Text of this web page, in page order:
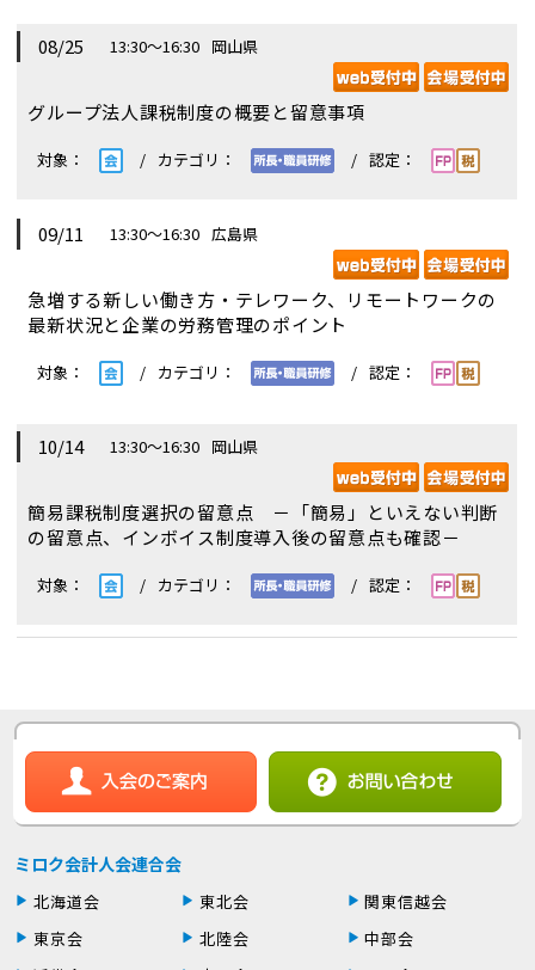
08/25 13:30～16:30 岡山県
グループ法人課税制度の概要と留意事項
09/11 13:30～16:30 広島県
急増する新しい働き方・テレワーク、リモートワークの
最新状況と企業の労務管理のポイント
10/14 13:30～16:30 岡山県
簡易課税制度選択の留意点 －「簡易」といえない判断
の留意点、インボイス制度導入後の留意点も確認－
ミロク会計人会連合会
北海道会 東北会
関東信越会
東京会
北陸会
中部会